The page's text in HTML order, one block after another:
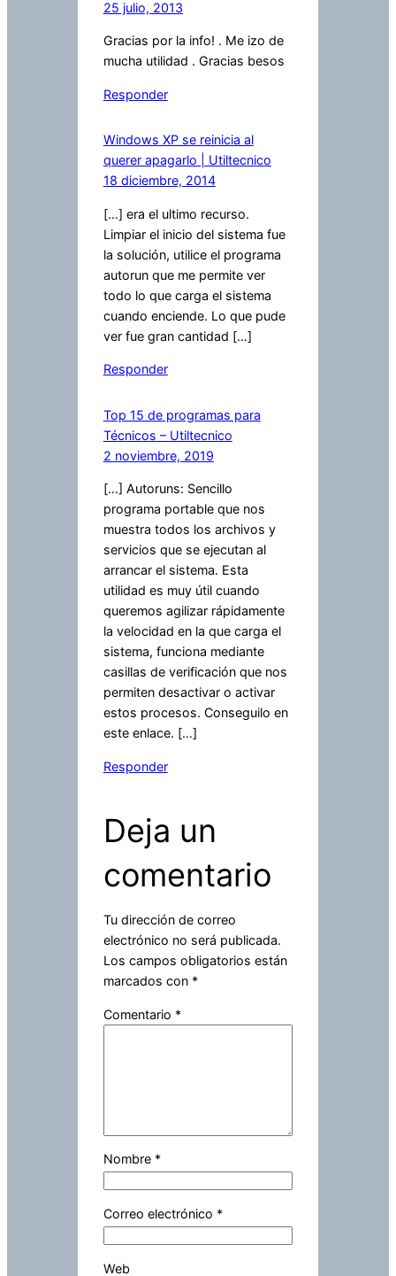
25 julio, 2013
Gracias por la info! . Me izo de
mucha utilidad . Gracias besos
Responder
Windows XP se reinicia al
querer apagarlo | Utiltecnico
18 diciembre, 2014
[…] era el ultimo recurso.
Limpiar el inicio del sistema fue
la solución, utilice el programa
autorun que me permite ver
todo lo que carga el sistema
cuando enciende. Lo que pude
ver fue gran cantidad […]
Responder
Top 15 de programas para
Técnicos – Utiltecnico
2 noviembre, 2019
[…] Autoruns: Sencillo
programa portable que nos
muestra todos los archivos y
servicios que se ejecutan al
arrancar el sistema. Esta
utilidad es muy útil cuando
queremos agilizar rápidamente
la velocidad en la que carga el
sistema, funciona mediante
casillas de verificación que nos
permiten desactivar o activar
estos procesos. Conseguilo en
este enlace. […]
Responder
Deja un
comentario
Tu dirección de correo
electrónico no será publicada.
Los campos obligatorios están
marcados con *
Comentario *
Nombre *
Correo electrónico *
Web